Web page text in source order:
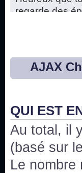
regarde des
Bon, 2020,
issus des
Bonne année
Bonne année
AJAX
QUI EST
Au total, il
(basé sur
Le nombre